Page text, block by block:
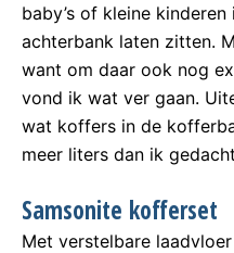
baby’s of kleine kinderen
achterbank laten zitten.
want om daar ook nog
vond ik wat ver gaan.
wat koffers in de
meer liters dan ik
Samsonite kofferset
Met verstelbare laadvloer